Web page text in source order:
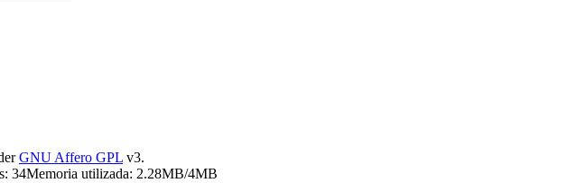
GNU Affero GPL v3.
34Memoria utilizada: 2.28MB/4MB